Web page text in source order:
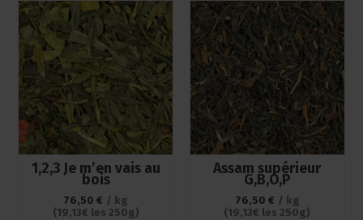
1,2,3 Je m’en vais au
bois
76,50€ / kg
(19,13€ les 250g)
Assam supérieur
G,B,O,P
76,50 € / kg
(19,13€ les 250g)